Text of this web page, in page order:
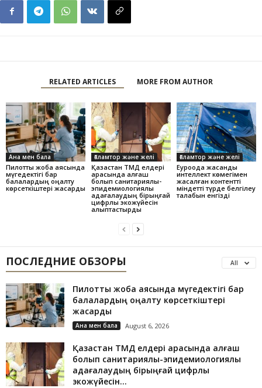
RELATED ARTICLES MORE FROM AUTHOR
Ана мен бала
Пилоттық жоба аясында
мүгедектігі бар
балалардың оңалту
көрсеткіштері жақсарды
Ғаламтор және желі
Қазақстан ТМД елдері
арасында алғаш
болып санитариялық-
эпидемиологиялық
қадағалаудың бірыңғай
цифрлық экожүйесін
қалыптастырды
Ғаламтор және желі
Еуроодақ жасанды
интеллект көмегімен
жасалған контентті
міндетті түрде белгілеу
талабын енгізді
ПОСЛЕДНИЕ ОБЗОРЫ All
Пилоттық жоба аясында мүгедектігі бар
балалардың оңалту көрсеткіштері
жақсарды
Ана мен бала August 6, 2026
Қазақстан ТМД елдері арасында алғаш
болып санитариялық-эпидемиологиялық
қадағалаудың бірыңғай цифрлық
экожүйесін...